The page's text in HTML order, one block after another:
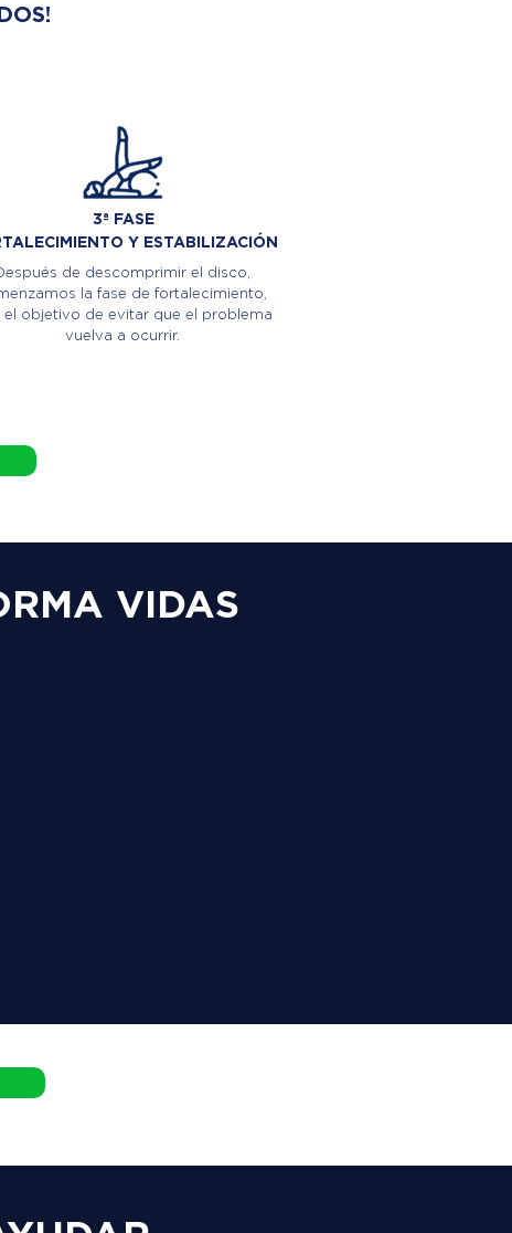
3ª FASE
Y ESTABILIZACIÓN
de descomprimir el disco,
la fase de fortalecimiento,
el objetivo de evitar que el problema
vuelva a ocurrir.
VIDAS